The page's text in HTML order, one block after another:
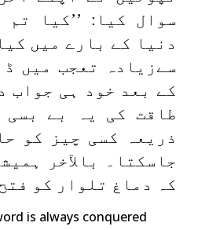
سوال کیا: ’’کیا
دنیا کے بارے میں
سےزیادہ تعجب میں
کے بعد خود ہی جواب
طاقت کی یہ بے
ذریعہ کسی چیز کو
جاسکتا۔ بالآخر
کہ دماغ تلوار کو
is always conquered